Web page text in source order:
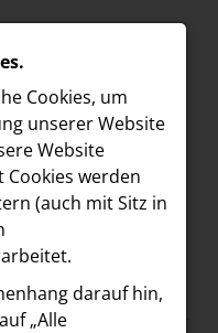
Cookies, um
unserer Website
Website
werden
(auch mit Sitz in
darauf hin,
„Alle